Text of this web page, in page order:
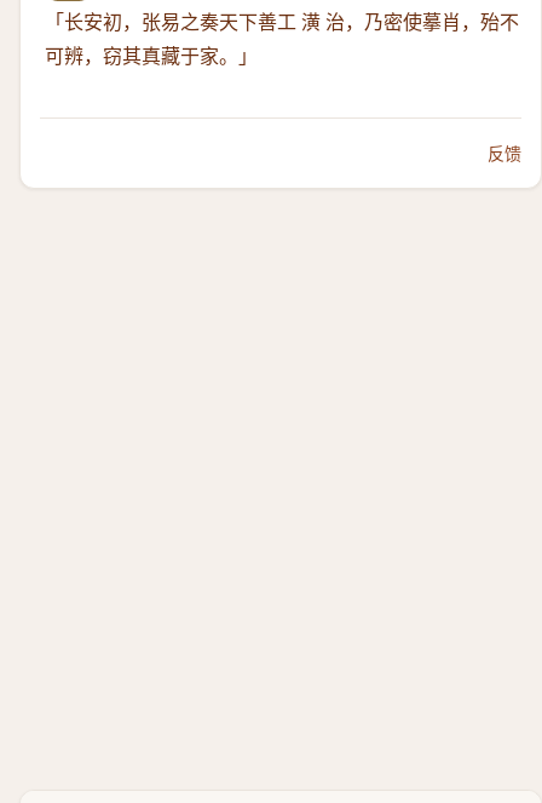
「长安初，张易之奏天下善工 潢 治，乃密使摹肖，殆不
可辨，窃其真藏于家。」
反馈